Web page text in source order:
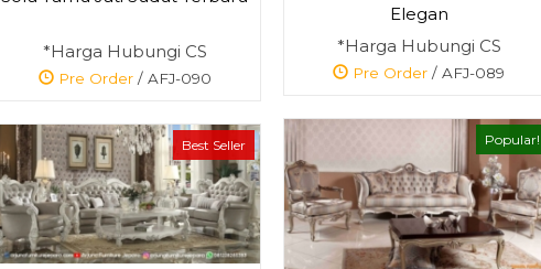
*Harga Hubungi CS
Pre Order/ AFJ-090
Elegan
*Harga Hubungi CS
Pre Order / AFJ-089
Popular!
Best Seller